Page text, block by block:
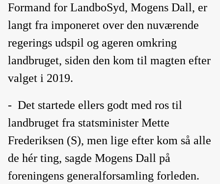
Formand for LandboSyd, Mogens Dall, er
langt fra imponeret over den nuværende
regerings udspil og ageren omkring
landbruget, siden den kom til magten efter
valget i 2019.
- Det startede ellers godt med ros til
landbruget fra statsminister Mette
Frederiksen (S), men lige efter kom så alle
de hér ting, sagde Mogens Dall på
foreningens generalforsamling forleden.